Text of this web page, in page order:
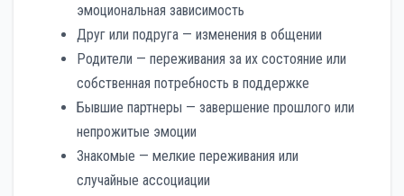
эмоциональная зависимость
Друг или подруга — изменения в общении
Родители — переживания за их состояние или
собственная потребность в поддержке
Бывшие партнеры — завершение прошлого или
непрожитые эмоции
Знакомые — мелкие переживания или
случайные ассоциации